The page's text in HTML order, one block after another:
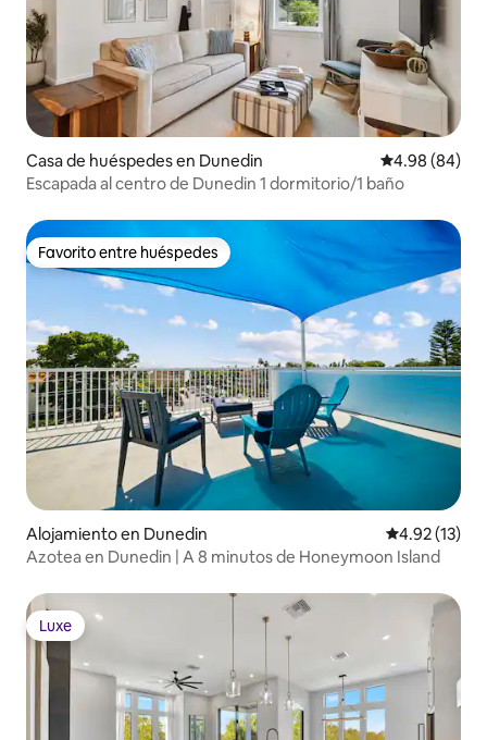
Casa de huéspedes en Dunedin Calificación
4.98 (84)
Escapada al centro de Dunedin 1 dormitorio/1 baño
Favorito entre huéspedes
Favorito entre huéspedes
Alojamiento en Dunedin Calificación
4.92 (13)
Azotea en Dunedin | A 8 minutos de Honeymoon Island
Luxe
Luxe